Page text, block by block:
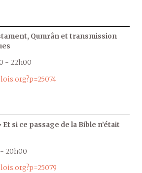
Qumrân et transmission
- 22h00
Et si ce passage de la Bible n’était
- 20h00